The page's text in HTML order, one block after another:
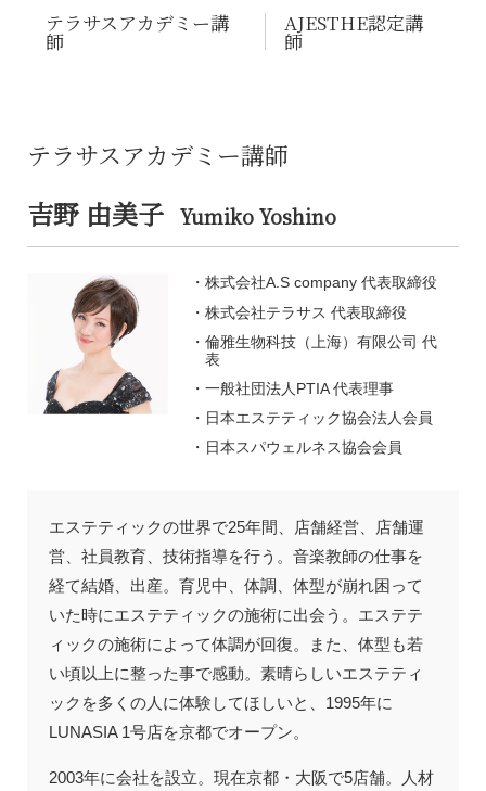
テラサスアカデミー講
師
AJESTHE認定講
師
テラサスアカデミー講師
吉野 由美子 Yumiko Yoshino
株式会社A.S company 代表取締役
株式会社テラサス 代表取締役
倫雅生物科技（上海）有限公司 代
表
一般社団法人PTIA 代表理事
日本エステティック協会法人会員
日本スパウェルネス協会会員
エステティックの世界で25年間、店舗経営、店舗運
営、社員教育、技術指導を行う。音楽教師の仕事を
経て結婚、出産。育児中、体調、体型が崩れ困って
いた時にエステティックの施術に出会う。エステテ
ィックの施術によって体調が回復。また、体型も若
い頃以上に整った事で感動。素晴らしいエステティ
ックを多くの人に体験してほしいと、1995年に
LUNASIA 1号店を京都でオープン。
2003年に会社を設立。現在京都・大阪で5店舗。人材